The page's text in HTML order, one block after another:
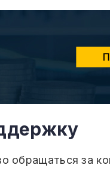
обращаться за